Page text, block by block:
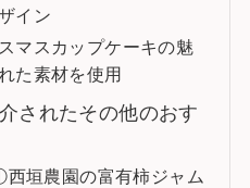
イン
マスカップケーキの魅
た素材を使用
されたその他のおす
垣農園の富有柿ジャム